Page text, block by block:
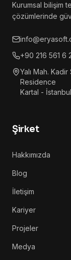
Kurumsal bilişim
çözümlerinde
+90 216 561 6
Yalı Mah.
Residence
Kartal -
Şirket
Hakkımızda
Blog
İletişim
Kariyer
Projeler
Medya